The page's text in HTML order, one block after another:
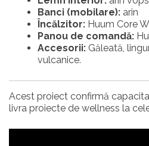
Banci (mobilare): arin
Încălzitor: Huum Core
Panou de comandă:
Accesorii: Găleată,
vulcanice.
Acest proiect confirmă
livra proiecte de wellness la